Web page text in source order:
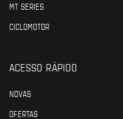
MT SERIES
CICLOMOTOR
ACESSO RÁPIDO
NOVAS
OFERTAS